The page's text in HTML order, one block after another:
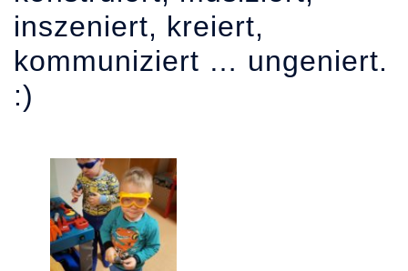
inszeniert, kreiert,
kommuniziert … ungeniert.
:)